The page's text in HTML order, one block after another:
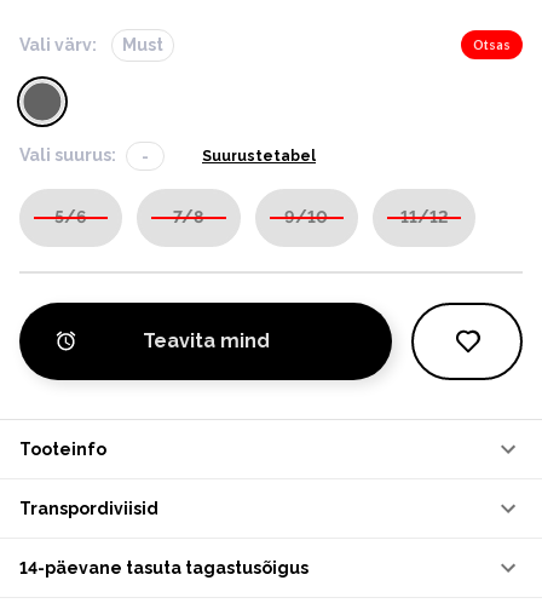
Vali värv: Must Otsas
Vali suurus: - Suurustetabel
5/6 7/8 9/10 11/12
Teavita mind
Tooteinfo
Transpordiviisid
14-päevane tasuta tagastusõigus